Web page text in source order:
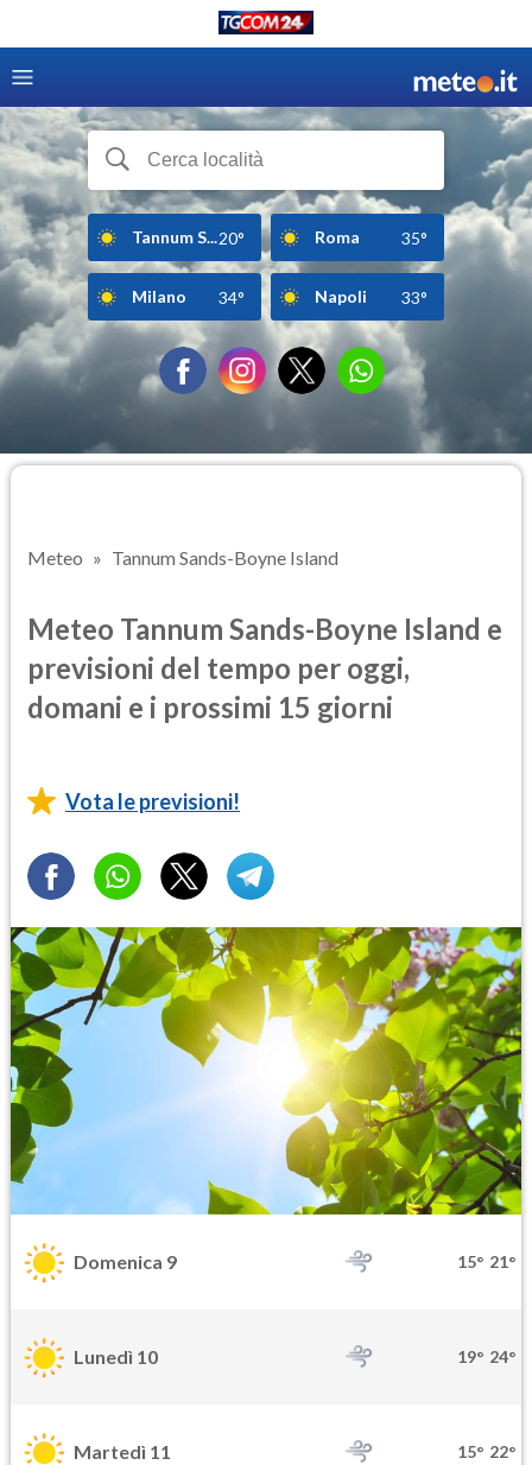
Tannum S...20° Roma 35°
Milano 34° Napoli 33°
Meteo Tannum Sands-Boyne Island
Meteo Tannum Sands-Boyne Island e
previsioni del tempo per oggi,
domani e i prossimi 15 giorni
Vota le previsioni!
Domenica 9 15° 21°
Lunedì 10 19° 24°
Martedì 11 15° 22°